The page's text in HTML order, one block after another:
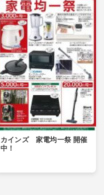
カインズ 家電均一祭 開催
中！